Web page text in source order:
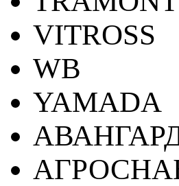
VITROSS
WB
YAMADA